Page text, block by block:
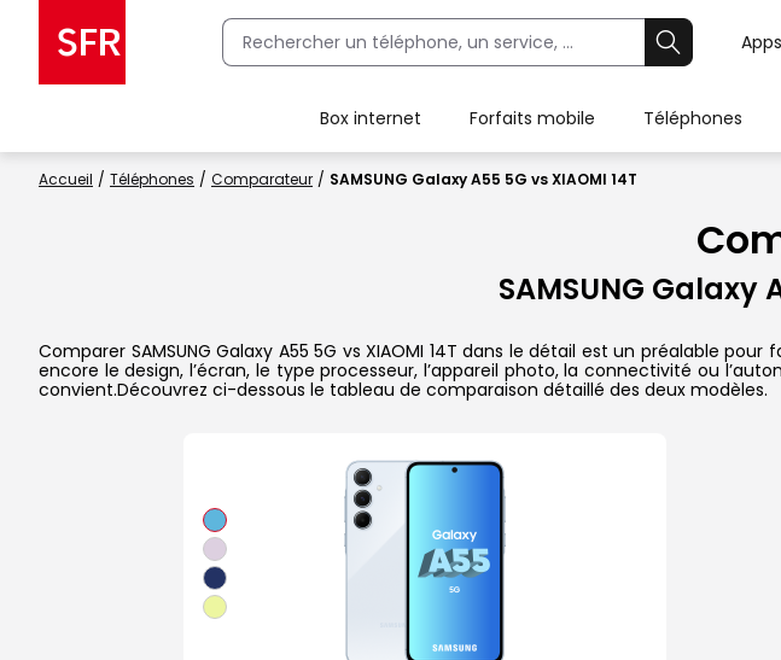
Box internet Forfaits mobile Téléphones
Accueil Téléphones Comparateur SAMSUNG Galaxy A55 5G vs XIAOMI 14T
SAMSUNG Galaxy
Comparer SAMSUNG Galaxy A55 5G vs XIAOMI 14T dans le détail est un préalable
encore le design, l’écran, le type processeur, l’appareil photo, la connectivité ou
convient.Découvrez ci-dessous le tableau de comparaison détaillé des deux modèles.